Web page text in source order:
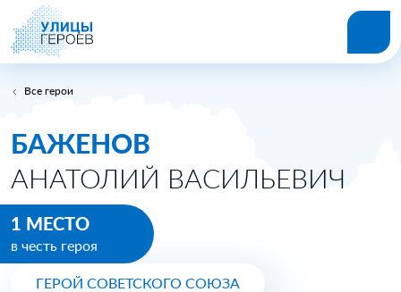
Все герои
БАЖЕНОВ
АНАТОЛИЙ ВАСИЛЬЕВИЧ
1 МЕСТО
в честь героя
ГЕРОЙ СОВЕТСКОГО СОЮЗА